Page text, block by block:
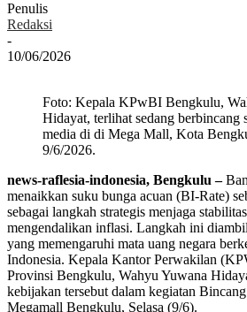
Penulis
Redaksi
-
10/06/2026
Foto: Kepala KPwBI Bengkulu,
Hidayat, terlihat sedang berbincang
media di di Mega Mall, Kota
9/6/2026.
news-raflesia-indonesia, Bengkulu –
menaikkan suku bunga acuan (BI-Rate)
sebagai langkah strategis menjaga
mengendalikan inflasi. Langkah ini
yang memengaruhi mata uang negara
Indonesia. Kepala Kantor Perwakilan
Provinsi Bengkulu, Wahyu Yuwana
kebijakan tersebut dalam kegiatan
Megamall Bengkulu, Selasa (9/6).